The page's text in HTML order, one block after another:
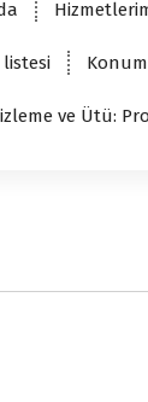
listesi
ve Ütü: